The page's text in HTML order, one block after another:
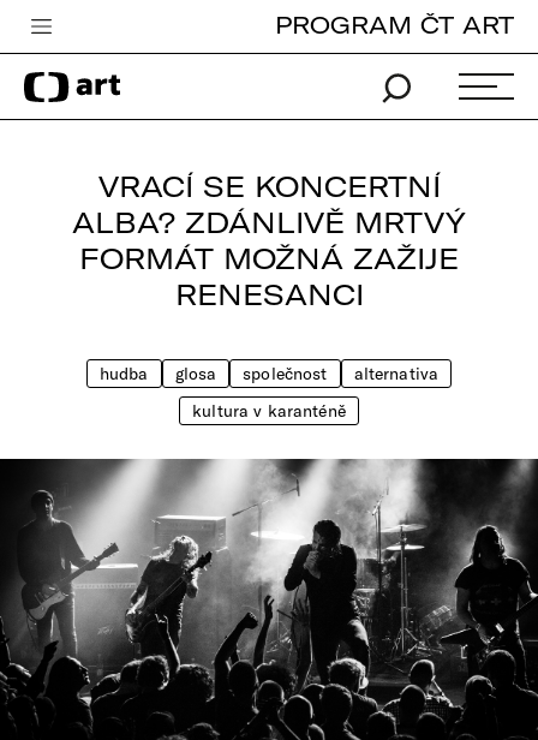
Česká televize
Zpravodajství
iVysílání
TV program
PROGRAM ČT ART
VRACÍ SE KONCERTNÍ
ALBA? ZDÁNLIVĚ MRTVÝ
FORMÁT MOŽNÁ ZAŽIJE
RENESANCI
hudba glosa společnost
alternativa
kultura v karanténě